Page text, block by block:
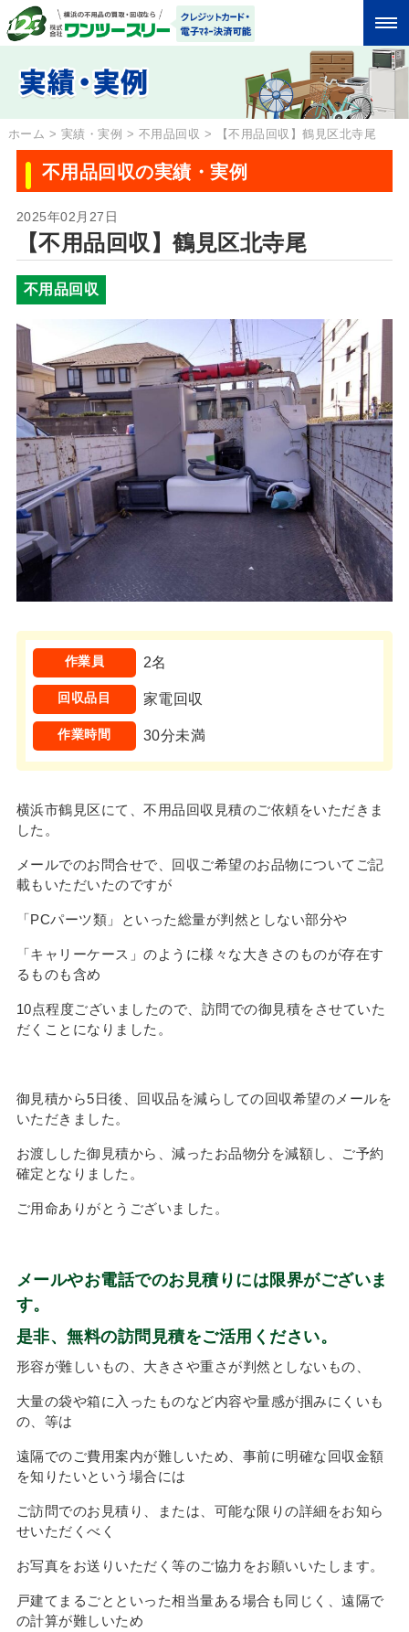
ホーム > 実績・実例 > 不用品回収 > 【不用品回収】鶴見区北寺尾
不用品回収の実績・実例
2025年02月27日
【不用品回収】鶴見区北寺尾
不用品回収
作業員 2名
回収品目 家電回収
作業時間 30分未満
横浜市鶴見区にて、不用品回収見積のご依頼をいただきま
した。
メールでのお問合せで、回収ご希望のお品物についてご記
載もいただいたのですが
「PCパーツ類」といった総量が判然としない部分や
「キャリーケース」のように様々な大きさのものが存在す
るものも含め
10点程度ございましたので、訪問での御見積をさせていた
だくことになりました。
御見積から5日後、回収品を減らしての回収希望のメールを
いただきました。
お渡しした御見積から、減ったお品物分を減額し、ご予約
確定となりました。
ご用命ありがとうございました。
メールやお電話でのお見積りには限界がございま
す。
是非、無料の訪問見積をご活用ください。
形容が難しいもの、大きさや重さが判然としないもの、
大量の袋や箱に入ったものなど内容や量感が掴みにくいも
の、等は
遠隔でのご費用案内が難しいため、事前に明確な回収金額
を知りたいという場合には
ご訪問でのお見積り、または、可能な限りの詳細をお知ら
せいただくべく
お写真をお送りいただく等のご協力をお願いいたします。
戸建てまるごとといった相当量ある場合も同じく、遠隔で
の計算が難しいため